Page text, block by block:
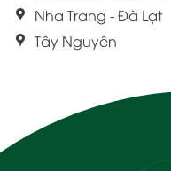
Nha Trang - Đà Lạt
Tây Nguyên